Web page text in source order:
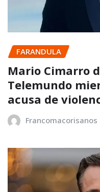
FARANDULA
Mario Cimarro
Telemundo
acusa de
Francomacorisanos